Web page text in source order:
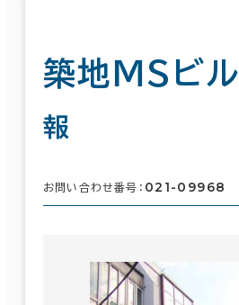
築地ＭＳビル
報
お問い合わせ番号： 021-09968